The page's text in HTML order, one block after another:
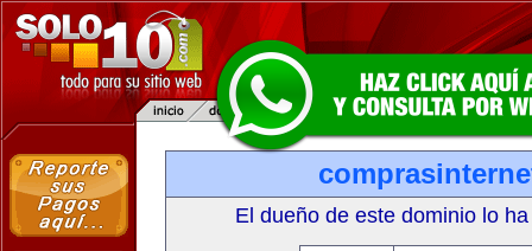
El dueño de este dominio lo